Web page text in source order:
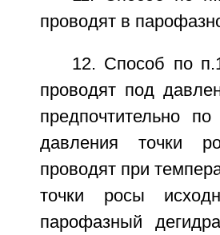
проводят в
12. Способ по
проводят под
предпочтительно
давления точки
проводят при
точки росы
парофазный